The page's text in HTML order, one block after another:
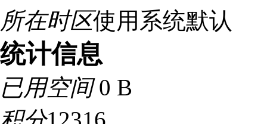
所在时区使用系统默认
统计信息
已用空间0 B